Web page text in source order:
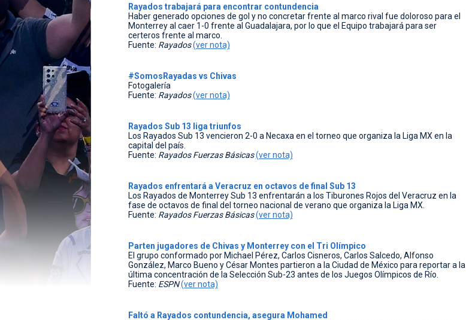
Rayados trabajará para encontrar contundencia
Haber generado opciones de gol y no concretar frente al marco rival fue doloroso para el
Monterrey al caer 1-0 frente al Guadalajara, por lo que el Equipo trabajará para ser
certeros frente al marco.
Fuente: Rayados (ver nota)
#SomosRayadas vs Chivas
Fotogalería
Fuente: Rayados (ver nota)
Rayados Sub 13 liga triunfos
Los Rayados Sub 13 vencieron 2-0 a Necaxa en el torneo que organiza la Liga MX en la
capital del país.
Fuente: Rayados Fuerzas Básicas (ver nota)
Rayados enfrentará a Veracruz en octavos de final Sub 13
Los Rayados de Monterrey Sub 13 enfrentarán a los Tiburones Rojos del Veracruz en la
fase de octavos de final del torneo nacional de verano que organiza la Liga MX.
Fuente: Rayados Fuerzas Básicas (ver nota)
Parten jugadores de Chivas y Monterrey con el Tri Olímpico
El grupo conformado por Michael Pérez, Carlos Cisneros, Carlos Salcedo, Alfonso
González, Marco Bueno y César Montes partieron a la Ciudad de México para reportar a la
última concentración de la Selección Sub-23 antes de los Juegos Olímpicos de Río.
Fuente: ESPN(ver nota)
Faltó a Rayados contundencia, asegura Mohamed